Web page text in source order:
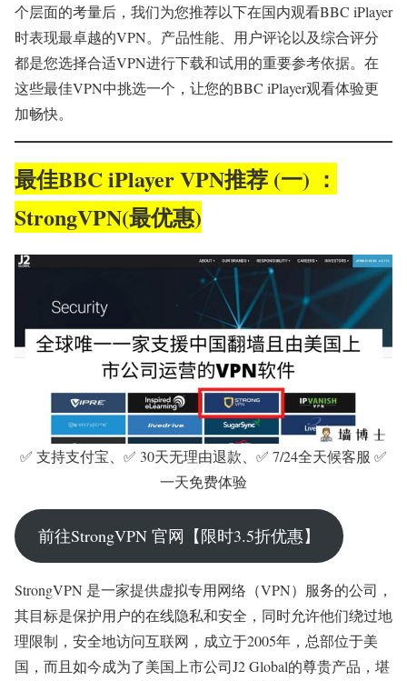
个层面的考量后，我们为您推荐以下在国内观看BBC iPlayer
时表现最卓越的VPN。产品性能、用户评论以及综合评分
都是您选择合适VPN进行下载和试用的重要参考依据。在
这些最佳VPN中挑选一个，让您的BBC iPlayer观看体验更
加畅快。
最佳BBC iPlayer VPN推荐 (一) ：
StrongVPN(最优惠)
✅ 支持支付宝、✅ 30天无理由退款、✅ 7/24全天候客服 ✅
一天免费体验
前往StrongVPN 官网【限时3.5折优惠】
StrongVPN 是一家提供虚拟专用网络（VPN）服务的公司，
其目标是保护用户的在线隐私和安全，同时允许他们绕过地
理限制，安全地访问互联网，成立于2005年，总部位于美
国，而且如今成为了美国上市公司J2 Global的尊贵产品，堪